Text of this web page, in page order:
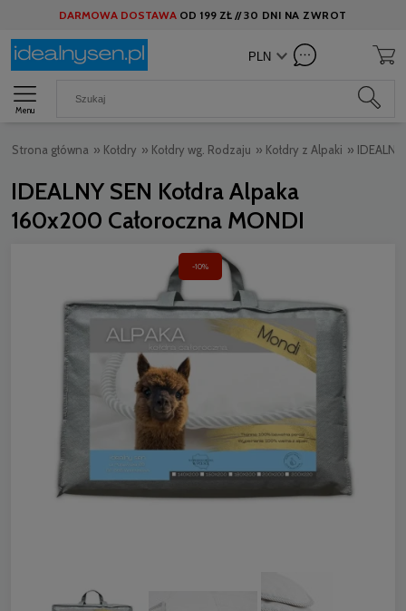
DARMOWA DOSTAWA OD 199 ZŁ //30 DNI NA ZWROT
Menu
Strona główna » Kołdry » Kołdry wg. Rodzaju » Kołdry z Alpaki »
IDEALNY SEN Kołdra Alpaka
160x200 Całoroczna MONDI
-10%